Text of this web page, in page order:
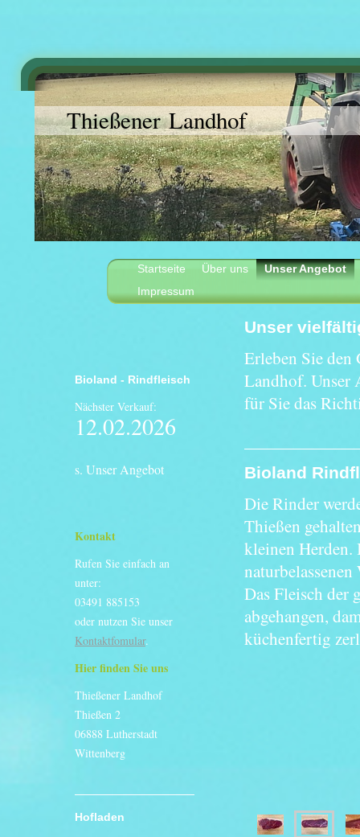
Thießener Landhof
Startseite Über uns
Unser Angebot
Impressum
Unser
Erleben Sie
Landhof. Unser
für Sie das
Bioland
Die Rinder
Thießen
kleinen Herden.
Das Fleisch der
abgehangen,
küchenfertig
Bioland - Rindfleisch
Nächster Verkauf:
12.02.2026
s. Unser Angebot
Kontakt
Rufen Sie einfach an
unter:
03491 885153
oder nutzen Sie unser
Kontaktfomular.
Hier finden Sie uns
Thießener Landhof
Thießen 2
06888 Lutherstadt
Wittenberg
Hofladen